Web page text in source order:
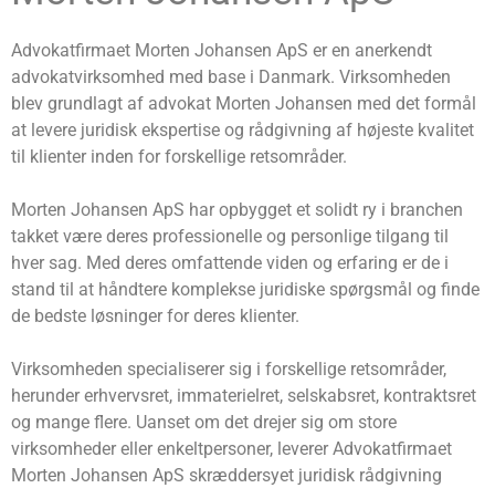
Advokatfirmaet Morten Johansen ApS er en anerkendt
advokatvirksomhed med base i Danmark. Virksomheden
blev grundlagt af advokat Morten Johansen med det formål
at levere juridisk ekspertise og rådgivning af højeste kvalitet
til klienter inden for forskellige retsområder.
Morten Johansen ApS har opbygget et solidt ry i branchen
takket være deres professionelle og personlige tilgang til
hver sag. Med deres omfattende viden og erfaring er de i
stand til at håndtere komplekse juridiske spørgsmål og finde
de bedste løsninger for deres klienter.
Virksomheden specialiserer sig i forskellige retsområder,
herunder erhvervsret, immaterielret, selskabsret, kontraktsret
og mange flere. Uanset om det drejer sig om store
virksomheder eller enkeltpersoner, leverer Advokatfirmaet
Morten Johansen ApS skræddersyet juridisk rådgivning